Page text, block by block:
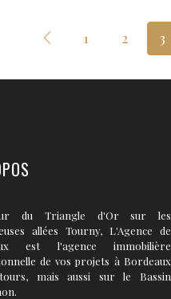
1 2 3
du Triangle d'Or sur les
allées Tourny, L'Agence de
est l'agence immobilière
de vos projets à Bordeaux
mais aussi sur le Bassin